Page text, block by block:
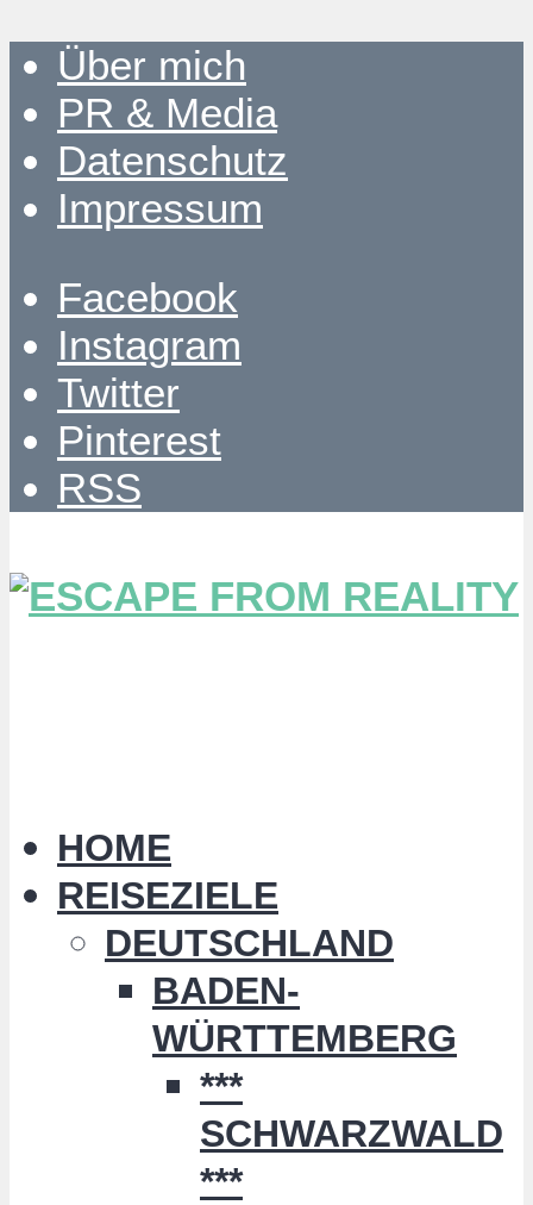
Über mich
PR & Media
Datenschutz
Impressum
Facebook
Instagram
Twitter
Pinterest
RSS
HOME
REISEZIELE
DEUTSCHLAND
BADEN-
WÜRTTEMBERG
***
SCHWARZWALD
***